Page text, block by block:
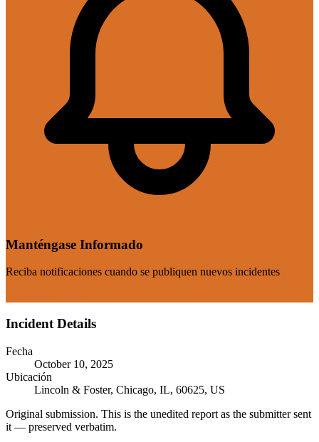
Manténgase Informado
Reciba notificaciones cuando se publiquen nuevos incidentes
Incident Details
Fecha
October 10, 2025
Ubicación
Lincoln & Foster, Chicago, IL, 60625, US
Original submission. This is the unedited report as the submitter sent
it — preserved verbatim.